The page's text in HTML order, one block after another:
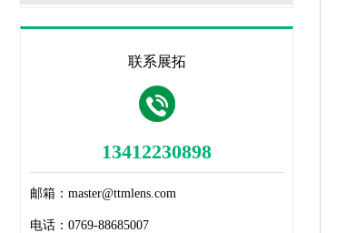
联系展拓
13412230898
邮箱： master@ttmlens.com
电话： 0769-88685007